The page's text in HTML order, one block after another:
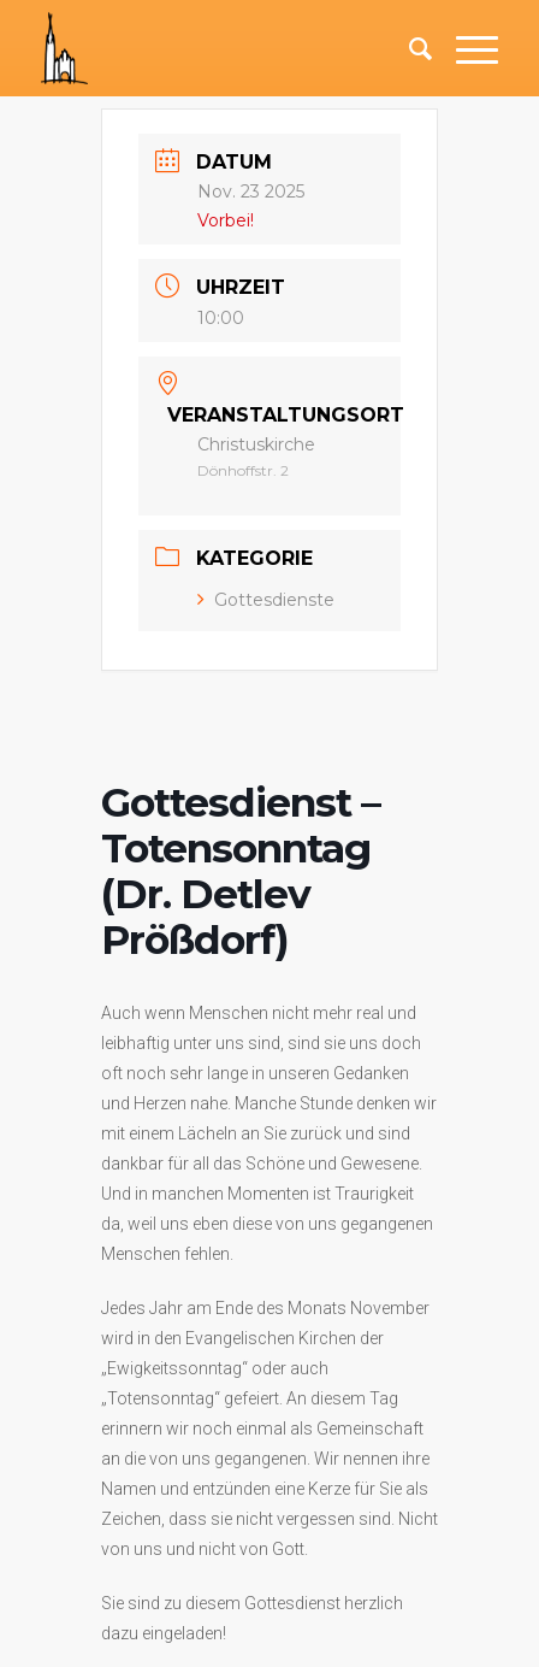
Gottesdienst –
Totensonntag
(Dr. Detlev
Prößdorf)
Auch wenn Menschen nicht mehr real und
leibhaftig unter uns sind, sind sie uns doch
oft noch sehr lange in unseren Gedanken
und Herzen nahe. Manche Stunde denken wir
mit einem Lächeln an Sie zurück und sind
dankbar für all das Schöne und Gewesene.
Und in manchen Momenten ist Traurigkeit
da, weil uns eben diese von uns gegangenen
Menschen fehlen.
Jedes Jahr am Ende des Monats November
wird in den Evangelischen Kirchen der
„Ewigkeitssonntag“ oder auch
„Totensonntag“ gefeiert. An diesem Tag
erinnern wir noch einmal als Gemeinschaft
an die von uns gegangenen. Wir nennen ihre
Namen und entzünden eine Kerze für Sie als
Zeichen, dass sie nicht vergessen sind. Nicht
von uns und nicht von Gott.
Sie sind zu diesem Gottesdienst herzlich
dazu eingeladen!
DATUM
Nov. 23 2025
Vorbei!
UHRZEIT
10:00
VERANSTALTUNGSORT
Christuskirche
Dönhoffstr. 2
KATEGORIE
Gottesdienste